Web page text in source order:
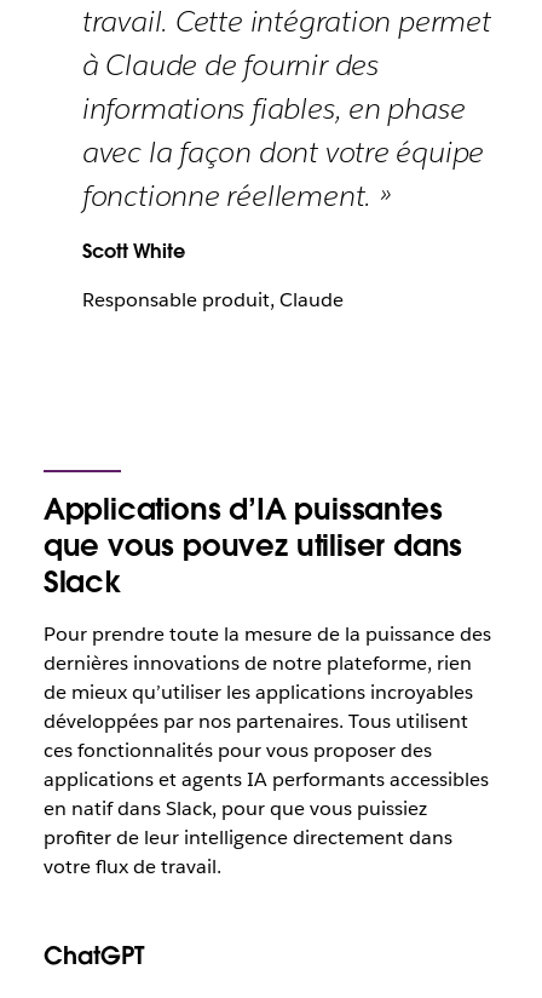
travail. Cette intégration permet
à Claude de fournir des
informations fiables, en phase
avec la façon dont votre équipe
fonctionne réellement. »
Scott White
Responsable produit, Claude
Applications d’IA puissantes
que vous pouvez utiliser dans
Slack
Pour prendre toute la mesure de la puissance des
dernières innovations de notre plateforme, rien
de mieux qu’utiliser les applications incroyables
développées par nos partenaires. Tous utilisent
ces fonctionnalités pour vous proposer des
applications et agents IA performants accessibles
en natif dans Slack, pour que vous puissiez
profiter de leur intelligence directement dans
votre flux de travail.
ChatGPT